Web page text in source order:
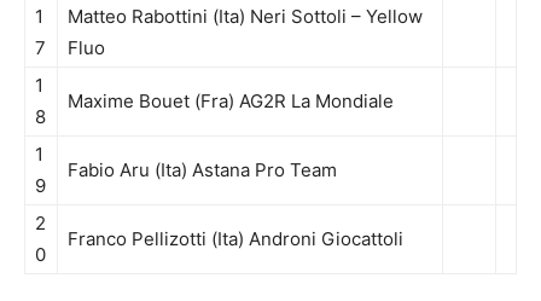
1
7
Matteo Rabottini (Ita) Neri Sottoli – Yellow
Fluo
1
8
Maxime Bouet (Fra) AG2R La Mondiale
1
9
Fabio Aru (Ita) Astana Pro Team
2
0
Franco Pellizotti (Ita) Androni Giocattoli